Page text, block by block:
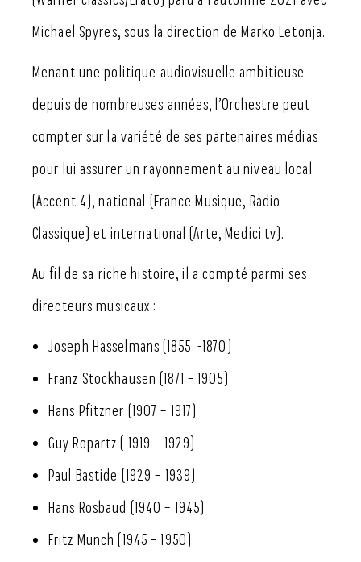
Michael Spyres, sous la direction de Marko Letonja.
Menant une politique audiovisuelle ambitieuse
depuis de nombreuses années, l’Orchestre peut
compter sur la variété de ses partenaires médias
pour lui assurer un rayonnement au niveau local
(Accent 4), national (France Musique, Radio
Classique) et international (Arte, Medici.tv).
Au fil de sa riche histoire, il a compté parmi ses
directeurs musicaux :
Joseph Hasselmans (1855 -1870)
Franz Stockhausen (1871 – 1905)
Hans Pfitzner (1907 – 1917)
Guy Ropartz ( 1919 – 1929)
Paul Bastide (1929 – 1939)
Hans Rosbaud (1940 – 1945)
Fritz Munch (1945 – 1950)